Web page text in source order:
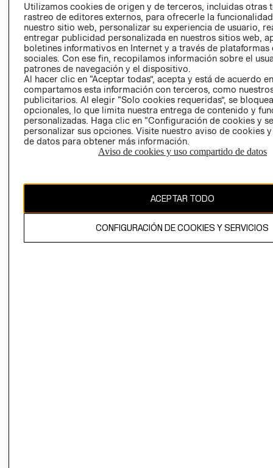
AVISO DE
PRIVACIDAD
GIFT CARD
AVISO DE
El contenido de esta página web está protegido por copyright y es
Utilizamos cookies de origen y de terceros, incluidas otras
rastreo de editores externos, para ofrecerle la
nuestro sitio web, personalizar su experiencia de usuario,
entregar publicidad personalizada en nuestros sitios web,
boletines informativos en Internet y a través de plataformas
sociales. Con ese fin, recopilamos información sobre el
patrones de navegación y el dispositivo.
Al hacer clic en “Aceptar todas”, acepta y está de acuerdo
compartamos esta información con terceros, como
publicitarios. Al elegir “Solo cookies requeridas”, se
opcionales, lo que limita nuestra entrega de contenido y
personalizadas. Haga clic en “Configuración de cookies y
personalizar sus opciones. Visite nuestro aviso de cookies
de datos para obtener más información.
Aviso de cookies y uso compartido de datos
ACEPTAR TODO
CONFIGURACIÓN DE COOKIES Y SERVICIOS